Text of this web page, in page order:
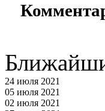
24 июля 2021
05 июля 2021
02 июля 2021